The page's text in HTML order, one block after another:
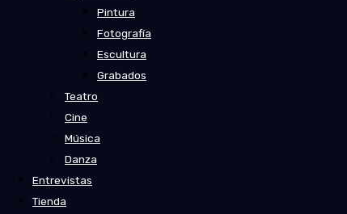
Pintura
Fotografía
Escultura
Grabados
Teatro
Cine
Música
Danza
Entrevistas
Tienda